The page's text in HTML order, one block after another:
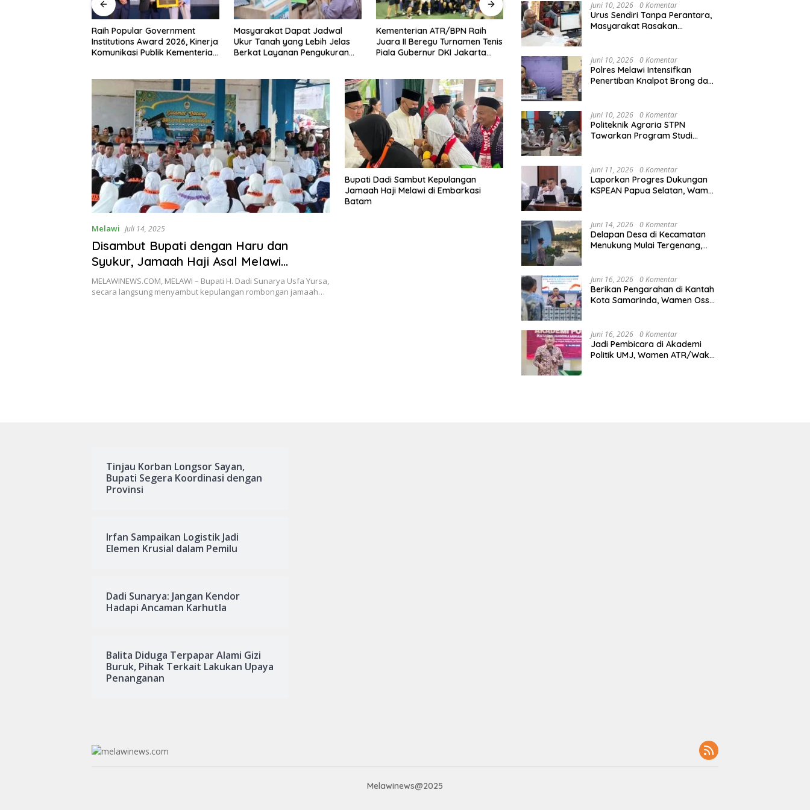
Raih Popular Government
Institutions Award 2026, Kinerja
Komunikasi Publik Kementerian
Masyarakat Dapat Jadwal
Ukur Tanah yang Lebih Jelas
Berkat Layanan Pengukuran
Kementerian ATR/BPN Raih
Juara II Beregu Turnamen Tenis
Piala Gubernur DKI Jakarta
Melawi Naik ke Peringkat 10
Sementara MTQ XXXIV Kalbar
Terbuka
Kapolres Melawi AKBP
Bhabinkamtibmas
Melawi Juli 14, 2025
Disambut Bupati dengan Haru dan
Syukur, Jamaah Haji Asal Melawi
Kembali ke Tanah Air dengan Selamat
MELAWINEWS.COM, MELAWI – Bupati H. Dadi Sunarya Usfa Yursa,
secara langsung menyambut kepulangan rombongan jamaah…
Bupati Dadi Sambut Kepulangan
Jamaah Haji Melawi di Embarkasi
Batam
Agraria/Pertanahan dan Tata
Ruang
Juni 10, 2026 0 Komentar
Urus Sendiri Tanpa Perantara,
Masyarakat Rasakan
Juni 10, 2026 0 Komentar
Polres Melawi Intensifkan
Penertiban Knalpot Brong dan
Juni 10, 2026 0 Komentar
Politeknik Agraria STPN
Tawarkan Program Studi
Juni 11, 2026 0 Komentar
Laporkan Progres Dukungan
KSPEAN Papua Selatan, Wamen
Nasional
Juni 14, 2026 0 Komentar
Delapan Desa di Kecamatan
Menukung Mulai Tergenang,
Juni 16, 2026 0 Komentar
Berikan Pengarahan di Kantah
Kota Samarinda, Wamen Ossy:
Kalimantan Timur
Juni 16, 2026 0 Komentar
Jadi Pembicara di Akademi
Politik UMJ, Wamen ATR/Waka
Tinjau Korban Longsor Sayan,
Bupati Segera Koordinasi dengan
Provinsi
Irfan Sampaikan Logistik Jadi
Elemen Krusial dalam Pemilu
Dadi Sunarya: Jangan Kendor
Hadapi Ancaman Karhutla
Balita Diduga Terpapar Alami Gizi
Buruk, Pihak Terkait Lakukan Upaya
Penanganan
Melawinews@2025